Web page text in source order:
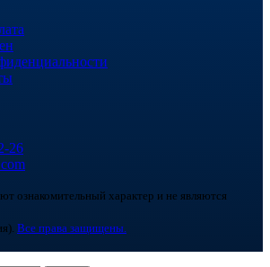
26
ознакомительный характер и не являются
Все права защищены.